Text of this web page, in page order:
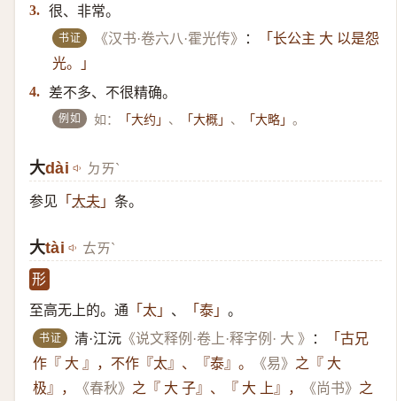
3. 很、非常。
书证 《汉书·卷六八·霍光传》 ：
「长公主 大 以是怨
光。」
4. 差不多、不很精确。
例如 如： 「大约」 、 「大概」 、 「大略」。
大dài ㄉㄞˋ
参见 「 大夫 」 条。
大tài ㄊㄞˋ
形
至高无上的。通 「太」 、 「泰」 。
书证 清·江沅 《说文释例·卷上·释字例· 大 》 ：
「古兄
作『 大 』，不作『太』、『泰』。
《易》 之『 大
极』，
《春秋》 之『 大 子』、『 大 上』， 《尚书》 之